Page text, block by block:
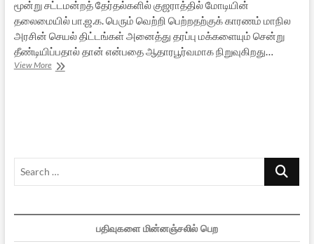
மூன்று சட்டமன்றத் தேர்தல்களில் குஜராத்தில் மோடியின்
தலைமையில் பா.ஜ.க. பெரும் வெற்றி பெற்றதற்குக் காரணம் மாநில
அரசின் செயல் திட்டங்கள் அனைத்து தரப்பு மக்களையும் சென்று
தீண்டியிப்பதால் தான் என்பதை ஆதாரபூர்வமாக நிறுவுகிறது…
View Moreநரேந்திர
Search
பதிவுகளை மின்னஞ்சலில் பெற